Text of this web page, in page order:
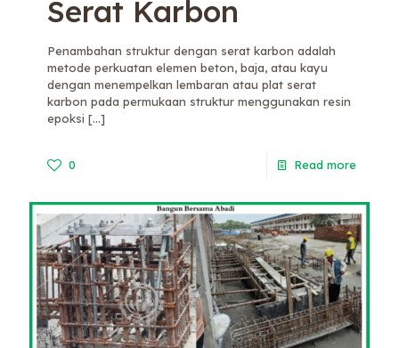
Serat Karbon
Penambahan struktur dengan serat karbon adalah
metode perkuatan elemen beton, baja, atau kayu
dengan menempelkan lembaran atau plat serat
karbon pada permukaan struktur menggunakan resin
epoksi […]
0 Read more